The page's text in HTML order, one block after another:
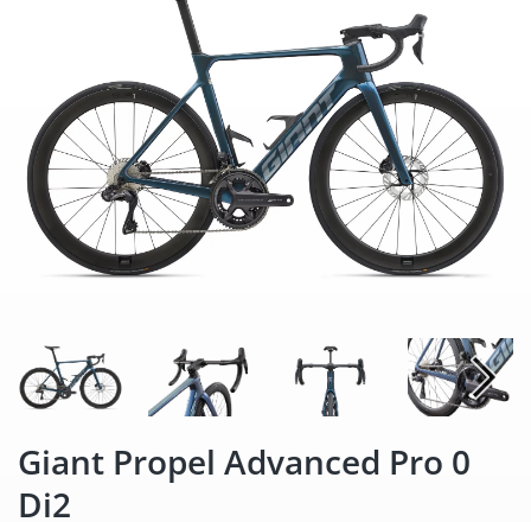
Giant Propel Advanced Pro 0
Di2